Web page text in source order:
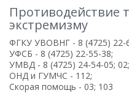
Противодействие
экстремизму
ФГКУ УВОВНГ - 8 (4725) 22-
УФСБ - 8 (4725) 22-55-38;
УМВД - 8 (4725) 24-54-05;
ОНД и ГУМЧС - 112;
Скорая помощь - 03; 103